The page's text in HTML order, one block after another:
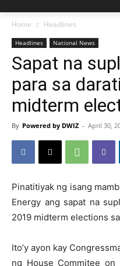
Home Headlines
Headlines National News
Sapat na
para sa
midterm
By Powered by DWIZ - April 30,
Pinatitiyak ng isang
Energy ang sapat na
2019 midterm elections
Ito’y ayon kay
ng House Commitee